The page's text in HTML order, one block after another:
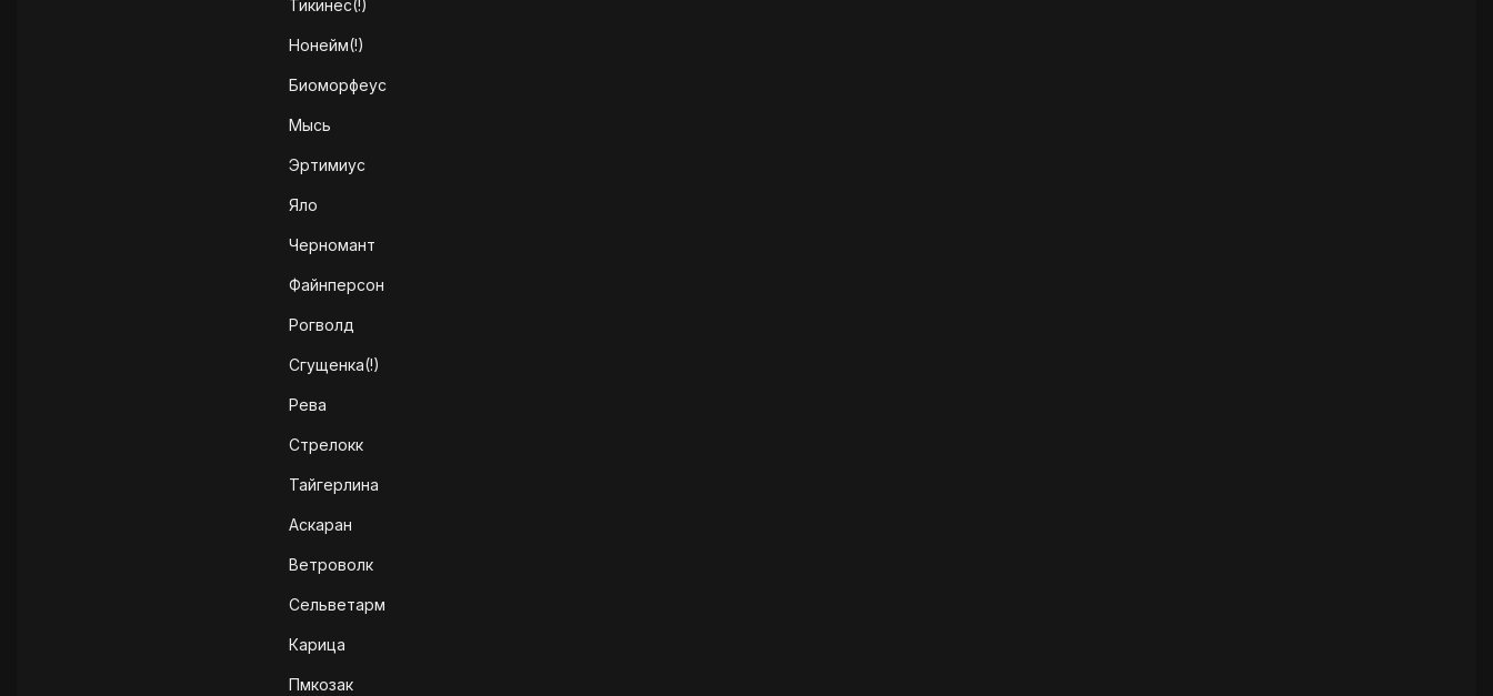
Тикинес(!)
Нонейм(!)
Биоморфеус
Мысь
Эртимиус
Яло
Черномант
Файнперсон
Рогволд
Сгущенка(!)
Рева
Стрелокк
Тайгерлина
Аскаран
Ветроволк
Сельветарм
Карица
Пмкозак